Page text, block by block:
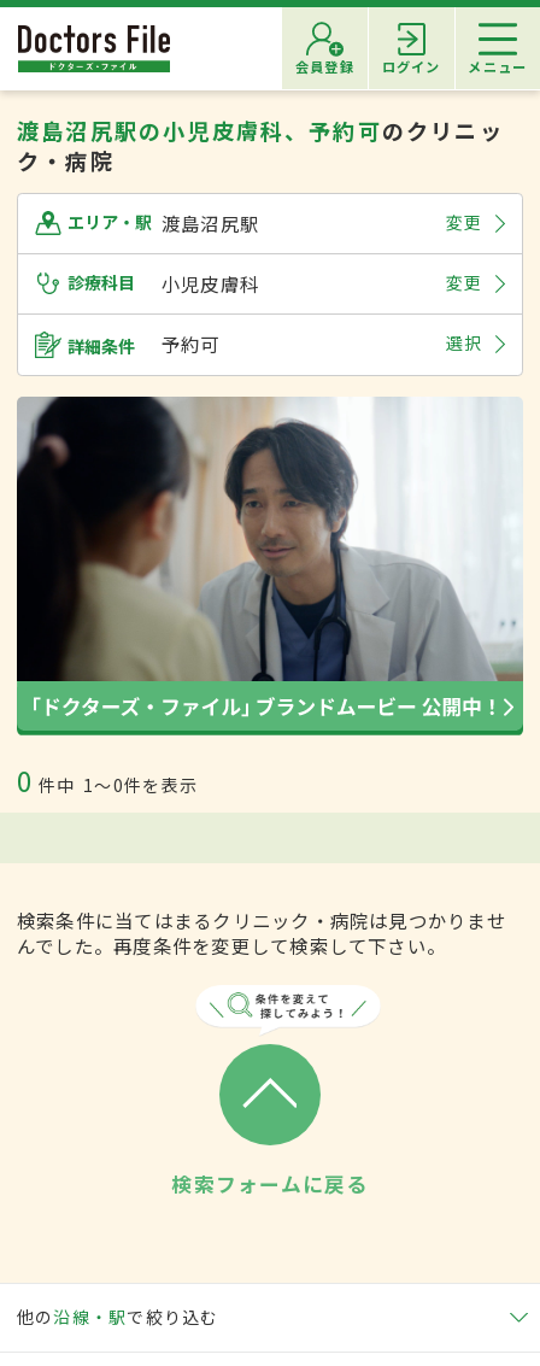
会員登録 ログイン メニュー
渡島沼尻駅の小児皮膚科、予約可のクリニッ
ク・病院
エリア・駅 渡島沼尻駅 変更
診療科目 小児皮膚科 変更
詳細条件 予約可 選択
0 件中 1〜0件を表示
検索条件に当てはまるクリニック・病院は見つかりませ
んでした。再度条件を変更して検索して下さい。
検索フォームに戻る
他の沿線・駅で絞り込む